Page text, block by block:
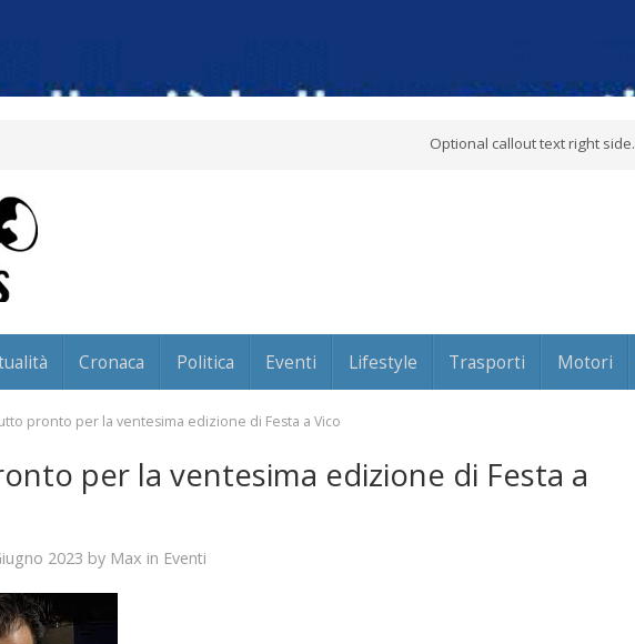
Optional callout text right side.
Cronaca Politica Eventi Lifestyle Trasporti Motori
pronto per la ventesima edizione di Festa a Vico
per la ventesima edizione di Festa a
2023 by Max in Eventi